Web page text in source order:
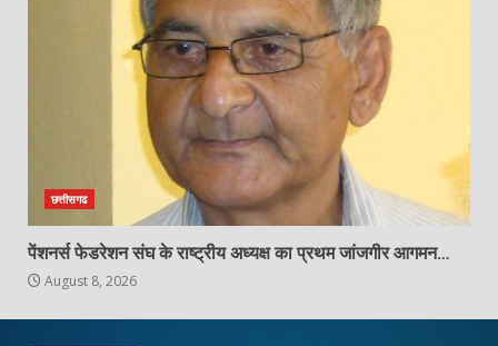
छत्तीसगढ
पेंशनर्स फेडरेशन संघ के राष्ट्रीय अध्यक्ष का प्रथम जांजगीर आगमन…
August 8, 2026